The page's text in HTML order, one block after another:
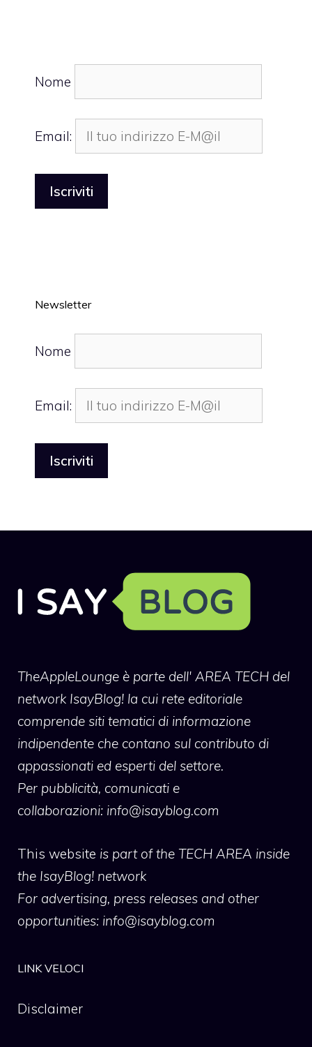
Nome
Email:
Newsletter
Nome
Email:
TheAppleLounge è parte dell' AREA TECH del
network IsayBlog! la cui rete editoriale
comprende siti tematici di informazione
indipendente che contano sul contributo di
appassionati ed esperti del settore.
Per pubblicità, comunicati e
collaborazioni: info@isayblog.com
This website is part of the TECH AREA inside
the IsayBlog! network
For advertising, press releases and other
opportunities: info@isayblog.com
LINK VELOCI
Disclaimer